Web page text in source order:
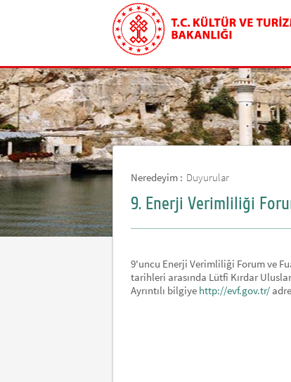
Neredeyim : Duyurular
9. Enerji Verimliliği
9'uncu Enerji Verimliliği Forum ve
tarihleri arasında Lütfi Kırdar
Ayrıntılı bilgiye http://evf.gov.tr/